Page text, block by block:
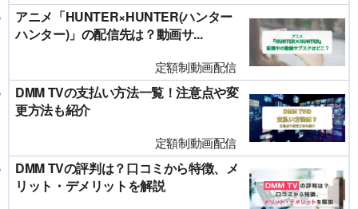
アニメ「HUNTER×HUNTER(ハンター
ハンター)」の配信先は？動画サ...
定額制動画配信
DMM TVの支払い方法一覧！注意点や変
更方法も紹介
定額制動画配信
DMM TVの評判は？口コミから特徴、メ
リット・デメリットを解説